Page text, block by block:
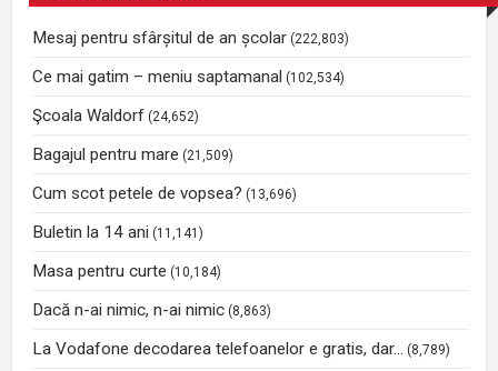
Mesaj pentru sfârșitul de an școlar (222,803)
Ce mai gatim – meniu saptamanal (102,534)
Şcoala Waldorf (24,652)
Bagajul pentru mare (21,509)
Cum scot petele de vopsea? (13,696)
Buletin la 14 ani (11,141)
Masa pentru curte (10,184)
Dacă n-ai nimic, n-ai nimic (8,863)
La Vodafone decodarea telefoanelor e gratis, dar… (8,789)